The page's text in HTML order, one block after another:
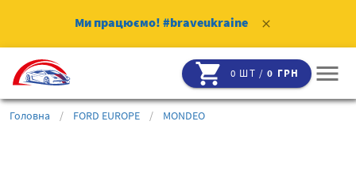
Ми працюємо! #braveukraine clear
shopping_cart 0 ШТ /0 ГРН menu
Головна / FORD EUROPE / MONDEO